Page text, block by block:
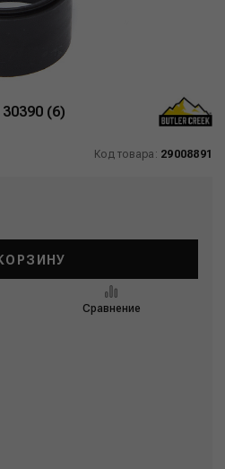
(6)
Код товара: 29008891
Сравнение